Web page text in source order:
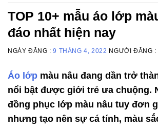
TOP 10+ mẫu áo lớp
đáo nhất hiện nay
NGÀY ĐĂNG :9 THÁNG 4, 2022 NGƯỜI ĐĂNG :
Áo lớp màu nâu đang dần trở
nổi bật được giới trẻ ưa chuộng.
đồng phục lớp màu nâu tuy đơn
nhưng tạo nên sự cá tính, màu